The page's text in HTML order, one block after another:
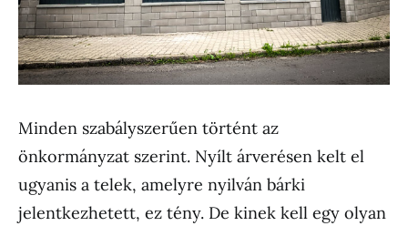
Minden szabályszerűen történt az
önkormányzat szerint. Nyílt árverésen kelt el
ugyanis a telek, amelyre nyilván bárki
jelentkezhetett, ez tény. De kinek kell egy olyan